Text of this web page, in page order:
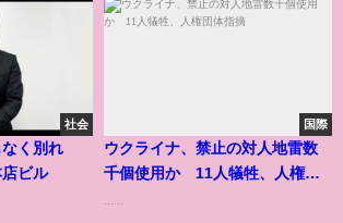
社会
なく別れ
ビル
国際
ウクライナ、禁止の対人地雷数
千個使用か 11人犠牲、人権団